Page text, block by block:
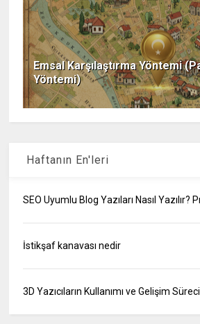
Emsal Karşılaştırma Yöntemi
Yöntemi)
Haftanın En'leri
SEO Uyumlu Blog Yazıları Nasıl Yazılır?
İstikşaf kanavası nedir
3D Yazıcıların Kullanımı ve Gelişim Süreci